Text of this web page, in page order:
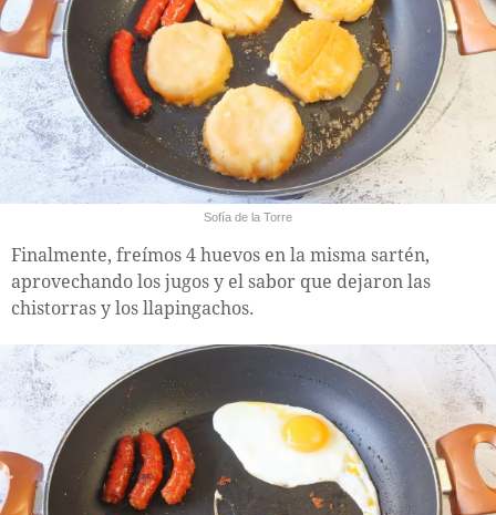
Sofía de la Torre
Finalmente, freímos 4 huevos en la misma sartén,
aprovechando los jugos y el sabor que dejaron las
chistorras y los llapingachos.